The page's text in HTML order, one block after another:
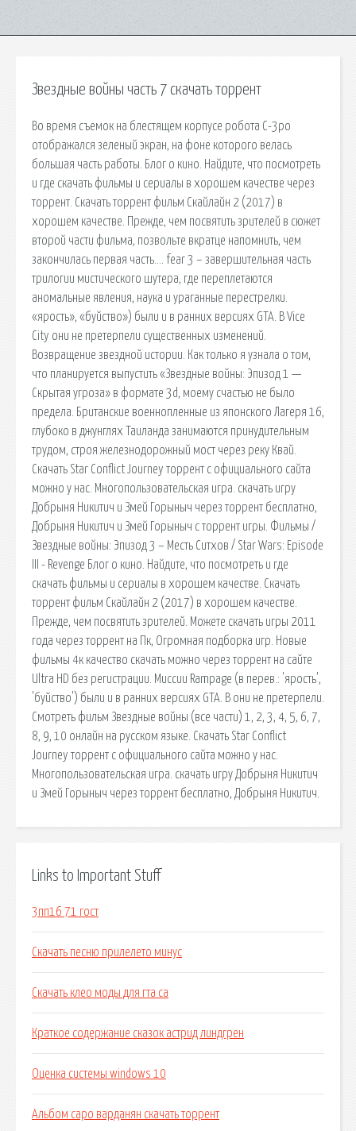
Звездные войны часть 7 скачать торрент
Во время съемок на блестящем корпусе робота С-3po
отображался зеленый экран, на фоне которого велась
большая часть работы. Блог о кино. Найдите, что посмотреть
и где скачать фильмы и сериалы в хорошем качестве через
торрент. Скачать торрент фильм Скайлайн 2 (2017) в
хорошем качестве. Прежде, чем посвятить зрителей в сюжет
второй части фильма, позвольте вкратце напомнить, чем
закончилась первая часть…. fear 3 – завершительная часть
трилогии мистического шутера, где переплетаются
аномальные явления, наука и ураганные перестрелки.
«ярость», «буйство») были и в ранних версиях GTA. В Vice
City они не претерпели существенных изменений.
Возвращение звездной истории. Как только я узнала о том,
что планируется выпустить «Звездные войны: Эпизод 1 —
Скрытая угроза» в формате 3d, моему счастью не было
предела. Британские военнопленные из японского Лагеря 16,
глубоко в джунглях Таиланда занимаются принудительным
трудом, строя железнодорожный мост через реку Квай.
Скачать Star Conflict Journey торрент с официального сайта
можно у нас. Многопользовательская игра. скачать игру
Добрыня Никитич и Змей Горыныч через торрент бесплатно,
Добрыня Никитич и Змей Горыныч с торрент игры. Фильмы /
Звездные войны: Эпизод 3 – Месть Ситхов / Star Wars: Episode
III - Revenge Блог о кино. Найдите, что посмотреть и где
скачать фильмы и сериалы в хорошем качестве. Скачать
торрент фильм Скайлайн 2 (2017) в хорошем качестве.
Прежде, чем посвятить зрителей. Можете скачать игры 2011
года через торрент на Пк, Огромная подборка игр. Новые
фильмы 4к качество скачать можно через торрент на сайте
Ultra HD без регистрации. Миссии Rampage (в перев.: 'ярость',
'буйство') были и в ранних версиях GTA. В они не претерпели.
Смотреть фильм Звездные войны (все части) 1, 2, 3, 4, 5, 6, 7,
8, 9, 10 онлайн на русском языке. Скачать Star Conflict
Journey торрент с официального сайта можно у нас.
Многопользовательская игра. скачать игру Добрыня Никитич
и Змей Горыныч через торрент бесплатно, Добрыня Никитич.
Links to Important Stuff
3пп16 71 гост
Скачать песню прилелето минус
Скачать клео моды для гта са
Краткое содержание сказок астрид линдгрен
Оценка системы windows 10
Альбом саро варданян скачать торрент